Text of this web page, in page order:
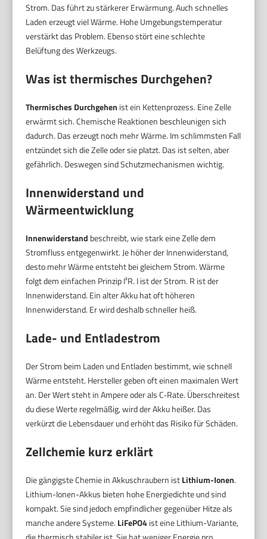
Strom. Das führt zu stärkerer Erwärmung. Auch schnelles
Laden erzeugt viel Wärme. Hohe Umgebungstemperatur
verstärkt das Problem. Ebenso stört eine schlechte
Belüftung des Werkzeugs.
Was istthermisches Durchgehen?
Thermisches Durchgehen ist ein Kettenprozess. Eine Zelle
erwärmt sich. Chemische Reaktionen beschleunigen sich
dadurch. Das erzeugt noch mehr Wärme. Im schlimmsten Fall
entzündet sich die Zelle oder sie platzt. Das ist selten, aber
gefährlich. Deswegen sind Schutzmechanismen wichtig.
Innenwiderstand und
Wärmeentwicklung
Innenwiderstand beschreibt, wie stark eine Zelle dem
Stromfluss entgegenwirkt. Je höher der Innenwiderstand,
desto mehr Wärme entsteht bei gleichem Strom. Wärme
folgt dem einfachen Prinzip I²R. I ist der Strom. R ist der
Innenwiderstand. Ein alter Akku hat oft höheren
Innenwiderstand. Er wird deshalb schneller heiß.
Lade- und Entladestrom
Der Strom beim Laden und Entladen bestimmt, wie schnell
Wärme entsteht. Hersteller geben oft einen maximalen Wert
an. Der Wert steht in Ampere oder als C‑Rate. Überschreitest
du diese Werte regelmäßig, wird der Akku heißer. Das
verkürzt die Lebensdauer und erhöht das Risiko für Schäden.
Zellchemie kurz erklärt
Die gängigste Chemie in Akkuschraubern istLithium-Ionen.
Lithium-Ionen-Akkus bieten hohe Energiedichte und sind
kompakt. Sie sind jedoch empfindlicher gegenüber Hitze als
manche andere Systeme. LiFePO4ist eine Lithium-Variante,